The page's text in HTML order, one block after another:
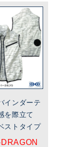
インダーテ
を際立て
ストタイプ